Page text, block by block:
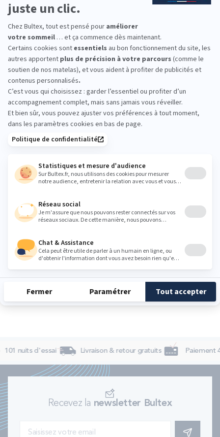
interrogées de février 2019 à mars 2025. Institut
Iligo.
LITRIMARCHE AMBERIEU
EN BUGEY : essayez avant
d’acheter
Venez comparer les conforts en magasin.
Allongez‑vous, testez plusieurs fermetés et
validez vos sensations avant de faire votre choix.
bmj.literie@gmail.com
Heures
Lundi 14:00 - 19:00
Mercredi
Jeudi 09:30 - 12:00 14:00 - 19:00
Vendredi
Samedi 09:30 - 12:00 14:00 - 19:00
Dimanche Fermé
101 nuits d'essai Livraison & retour gratuits Paiement
Recevez la newsletter Bultex
S'INSCRIRE